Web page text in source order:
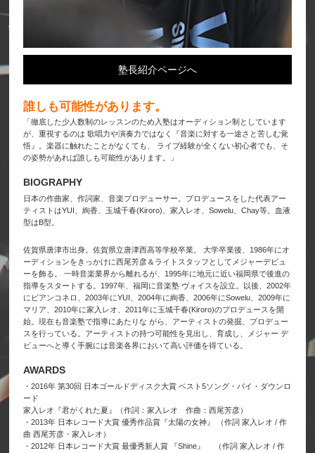
塾長紹介ページへ
誰しも可能性があります。
「徹底した少人数制のレッスンのため入塾はオーディション制としています
が、重視するのは 歌唱力や演奏力ではなく『音楽に対する一途さと苦しむ覚
悟』。楽器に触れたことがなくても、 ライブ経験が全くない初心者でも、そ
の姿勢があれば誰しも可能性があります。」
BIOGRAPHY
日本の作曲家、作詞家、音楽プロデューサー。プロデュースをした代表アー
ティストはYUI、絢香、玉城千春(Kiroro)、家入レオ、Sowelu、Chay等。血液
型はB型。
佐賀県唐津市出身。佐賀県立唐津西高等学校卒業。 大学卒業後、1986年にオ
ーディションをきっかけに西尾芳彦＆ライトスタッフとしてメジャーデビュ
ーを飾る。 一時音楽業界から離れるが、1995年に地元に近い福岡県で後進の
指導をスタートする。1997年、福岡に音楽塾 ヴォイスを設立。以後、2002年
にビアンコネロ、2003年にYUI、2004年に絢香、2006年にSowelu、2009年に
マリア、2010年に家入レオ、2011年に玉城千春(Kiroro)のプロデュースを開
始。現在も音楽塾で指導にあたりな がら、アーティストの発掘、プロデュー
スを行っている。アーティストの持つ可能性を見出し、育成し、メジャー デ
ビューへと導く手腕には音楽各界において高い評価を得ている。
AWARDS
・2016年 第30回 日本ゴールドディスク大賞 ベスト5ソング・バイ・ダウンロ
ード
家入レオ『君がくれた夏』（作詞：家入レオ 作曲：西尾芳彦）
・2013年 日本レコード大賞 優秀作品賞『太陽の女神』 （作詞 家入レオ / 作
曲 西尾芳彦・家入レオ）
・2012年 日本レコード大賞 最優秀新人賞 『Shine』 （作詞 家入レオ / 作